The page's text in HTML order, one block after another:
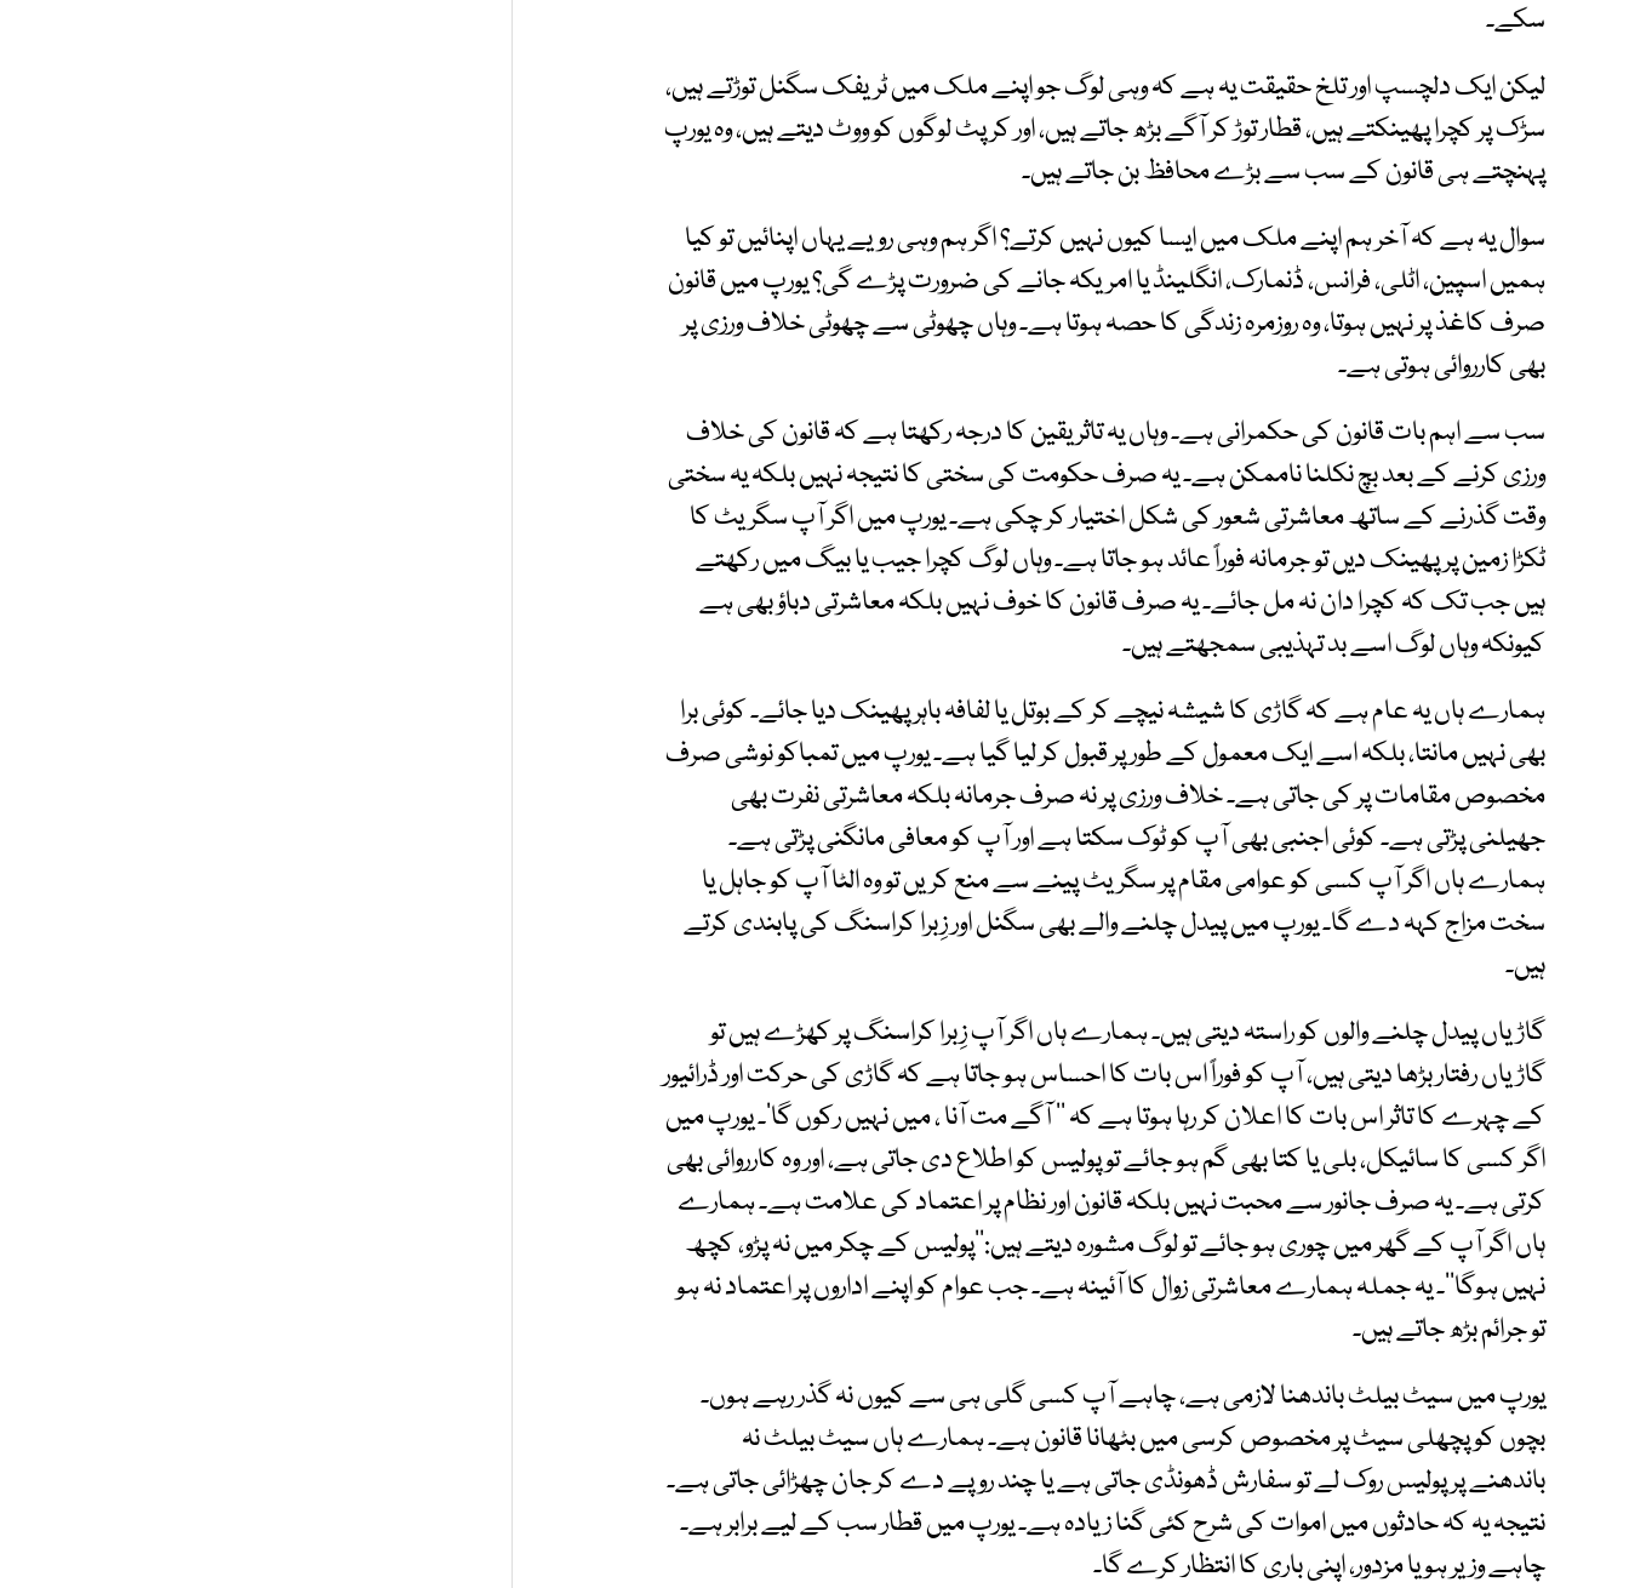
سکے۔
لیکن ایک دلچسپ اور تلخ حقیقت یہ ہے کہ وہی لوگ جو اپنے ملک میں ٹریفک سگنل توڑتے ہیں،
سڑک پر کچرا پھینکتے ہیں، قطار توڑ کر آگے بڑھ جاتے ہیں، اور کرپٹ لوگوں کو ووٹ دیتے ہیں، وہ یورپ
پہنچتے ہی قانون کے سب سے بڑے محافظ بن جاتے ہیں۔
سوال یہ ہے کہ آخر ہم اپنے ملک میں ایسا کیوں نہیں کرتے؟ اگر ہم وہی رویے یہاں اپنائیں تو کیا
ہمیں اسپین، اٹلی، فرانس، ڈنمارک، انگلینڈ یا امریکہ جانے کی ضرورت پڑے گی؟ یورپ میں قانون
صرف کاغذ پر نہیں ہوتا، وہ روزمرہ زندگی کا حصہ ہوتا ہے۔ وہاں چھوٹی سے چھوٹی خلاف ورزی پر
بھی کارروائی ہوتی ہے۔
سب سے اہم بات قانون کی حکمرانی ہے۔ وہاں یہ تاثر یقین کا درجہ رکھتا ہے کہ قانون کی خلاف
ورزی کرنے کے بعد بچ نکلنا ناممکن ہے۔ یہ صرف حکومت کی سختی کا نتیجہ نہیں بلکہ یہ سختی
وقت گذرنے کے ساتھ معاشرتی شعور کی شکل اختیار کر چکی ہے۔ یورپ میں اگر آپ سگریٹ کا
ٹکڑا زمین پر پھینک دیں تو جرمانہ فوراً عائد ہو جاتا ہے۔ وہاں لوگ کچرا جیب یا بیگ میں رکھتے
ہیں جب تک کہ کچرا دان نہ مل جائے۔ یہ صرف قانون کا خوف نہیں بلکہ معاشرتی دباؤ بھی ہے
کیونکہ وہاں لوگ اسے بد تہذیبی سمجھتے ہیں۔
ہمارے ہاں یہ عام ہے کہ گاڑی کا شیشہ نیچے کر کے بوتل یا لفافہ باہر پھینک دیا جائے۔ کوئی برا
بھی نہیں مانتا، بلکہ اسے ایک معمول کے طور پر قبول کر لیا گیا ہے۔ یورپ میں تمباکو نوشی صرف
مخصوص مقامات پر کی جاتی ہے۔ خلاف ورزی پر نہ صرف جرمانہ بلکہ معاشرتی نفرت بھی
جھیلنی پڑتی ہے۔ کوئی اجنبی بھی آپ کو ٹوک سکتا ہے اور آپ کو معافی مانگنی پڑتی ہے۔
ہمارے ہاں اگر آپ کسی کو عوامی مقام پر سگریٹ پینے سے منع کریں تو وہ الٹا آپ کو جاہل یا
سخت مزاج کہہ دے گا۔ یورپ میں پیدل چلنے والے بھی سگنل اور زِبرا کراسنگ کی پابندی کرتے
ہیں۔
گاڑیاں پیدل چلنے والوں کو راستہ دیتی ہیں۔ ہمارے ہاں اگر آپ زِبرا کراسنگ پر کھڑے ہیں تو
گاڑیاں رفتار بڑھا دیتی ہیں، آپ کو فوراً اس بات کا احساس ہو جاتا ہے کہ گاڑی کی حرکت اور ڈرائیور
کے چہرے کا تاثر اس بات کا اعلان کر رہا ہوتا ہے کہ ’’ آگے مت آنا ، میں نہیں رکوں گا‘۔ یورپ میں
اگر کسی کا سائیکل، بلی یا کتا بھی گم ہو جائے تو پولیس کو اطلاع دی جاتی ہے، اور وہ کارروائی بھی
کرتی ہے۔ یہ صرف جانور سے محبت نہیں بلکہ قانون اور نظام پر اعتماد کی علامت ہے۔ ہمارے
ہاں اگر آپ کے گھر میں چوری ہو جائے تو لوگ مشورہ دیتے ہیں:’’پولیس کے چکر میں نہ پڑو، کچھ
نہیں ہوگا‘‘۔ یہ جملہ ہمارے معاشرتی زوال کا آئینہ ہے۔ جب عوام کو اپنے اداروں پر اعتماد نہ ہو
تو جرائم بڑھ جاتے ہیں۔
یورپ میں سیٹ بیلٹ باندھنا لازمی ہے، چاہے آپ کسی گلی ہی سے کیوں نہ گذر رہے ہوں۔
بچوں کو پچھلی سیٹ پر مخصوص کرسی میں بٹھانا قانون ہے۔ ہمارے ہاں سیٹ بیلٹ نہ
باندھنے پر پولیس روک لے تو سفارش ڈھونڈی جاتی ہے یا چند روپے دے کر جان چھڑائی جاتی ہے۔
نتیجہ یہ کہ حادثوں میں اموات کی شرح کئی گنا زیادہ ہے۔ یورپ میں قطار سب کے لیے برابر ہے۔
چاہے وزیر ہو یا مزدور، اپنی باری کا انتظار کرے گا۔